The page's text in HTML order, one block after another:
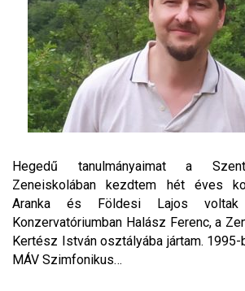
Hegedű tanulmányaimat a
Zeneiskolában kezdtem hét éves
Aranka és Földesi Lajos
Konzervatóriumban Halász Ferenc, a
Kertész István osztályába jártam.
MÁV Szimfonikus…